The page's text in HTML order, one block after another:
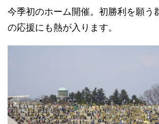
今季初のホーム開催。初勝利を願う
の応援にも熱が入ります。